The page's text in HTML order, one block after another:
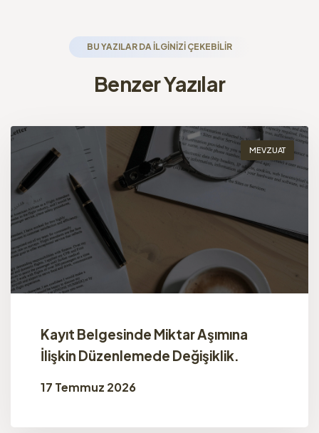
BU YAZILAR DA ILGINIZI ÇEKEBILIR
Benzer Yazılar
MEVZUAT
Kayıt Belgesinde Miktar Aşımına
İlişkin Düzenlemede Değişiklik.
17 Temmuz 2026